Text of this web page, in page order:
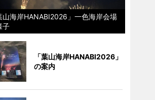
山海岸HANABI2026」一色海岸会場
子
「葉山海岸HANABI2026」
の案内